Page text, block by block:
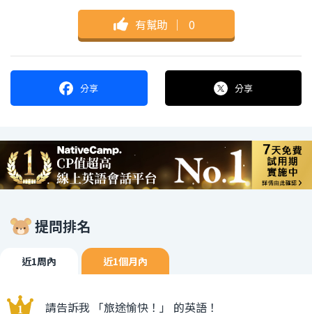
有幫助 ｜ 0
分享 分享
提問排名
近1周內 近1個月內
請告訴我 「旅途愉快！」 的英語！